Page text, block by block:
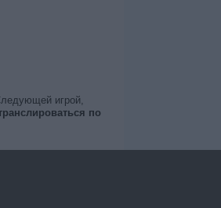
игрой,
по